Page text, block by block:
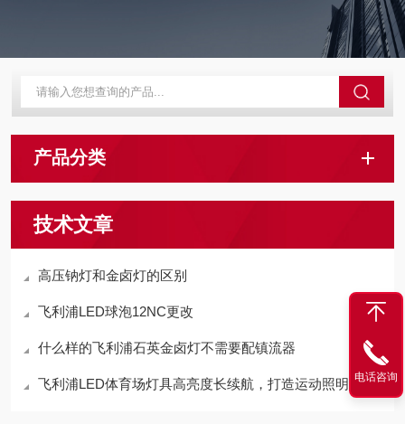
产品分类
技术文章
高压钠灯和金卤灯的区别
飞利浦LED球泡12NC更改
什么样的飞利浦石英金卤灯不需要配镇流器
飞利浦LED体育场灯具高亮度长续航，打造运动照明体验电话咨询